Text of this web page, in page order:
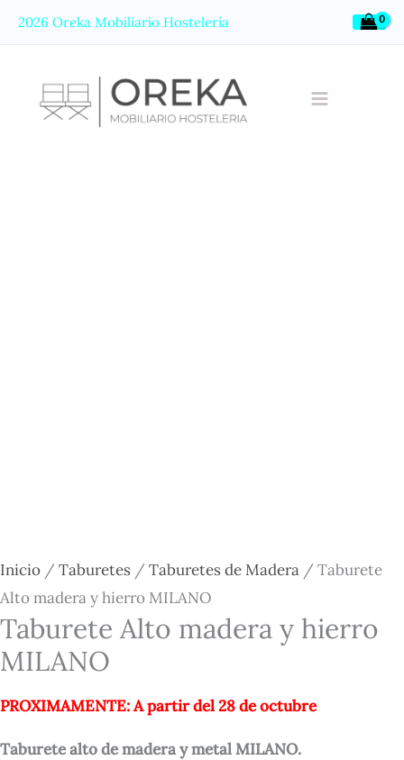
2026 Oreka Mobiliario Hostelería
Inicio / Taburetes / Taburetes de Madera / Taburete
Alto madera y hierro MILANO
Taburete Alto madera y hierro
MILANO
PROXIMAMENTE: A partir del 28 de octubre
Taburete alto de madera y metal MILANO.